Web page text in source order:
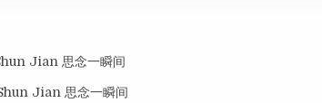
Jian 思念一瞬间
Jian 思念一瞬间